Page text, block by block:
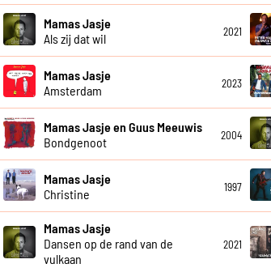
Mamas Jasje
Als zij dat wil
2021
Mamas Jasje
Amsterdam
2023
Mamas Jasje en Guus Meeuwis
Bondgenoot
2004
Mamas Jasje
Christine
1997
Mamas Jasje
Dansen op de rand van de
vulkaan
2021